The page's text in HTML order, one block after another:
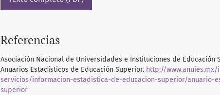
Referencias
Asociación Nacional de Universidades e Instituciones de Educación
Anuarios Estadísticos de Educación Superior. http://
servicios/informacion-estadistica-de-educacion-superior/anuario-
superior